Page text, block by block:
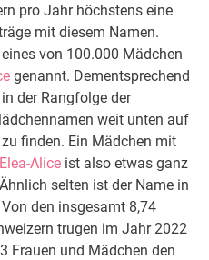
pro Jahr höchstens eine
mit diesem Namen.
von 100.000 Mädchen
genannt. Dementsprechend
in der Rangfolge der
weit unten auf
finden. Ein Mädchen mit
Elea-Alice ist also etwas ganz
selten ist der Name in
den insgesamt 8,74
trugen im Jahr 2022
Frauen und Mädchen den